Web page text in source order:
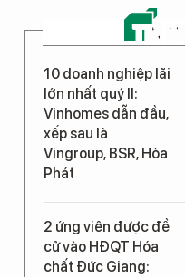
TIN MỚI
10 doanh nghiệp lãi
lớn nhất quý II:
Vinhomes dẫn đầu,
xếp sau là
Vingroup, BSR, Hòa
Phát
2 ứng viên được đề
cử vào HĐQT Hóa
chất Đức Giang: